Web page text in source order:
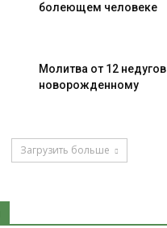
болеющем человеке
Молитва от 12 недугов
новорожденному
Загрузить больше